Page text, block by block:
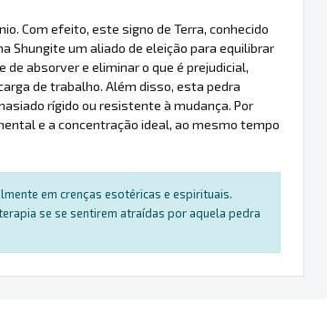
Com efeito, este signo de Terra, conhecido
Shungite um aliado de eleição para equilibrar
absorver e eliminar o que é prejudicial,
de trabalho. Além disso, esta pedra
rígido ou resistente à mudança. Por
e a concentração ideal, ao mesmo tempo
em crenças esotéricas e espirituais.
se se sentirem atraídas por aquela pedra